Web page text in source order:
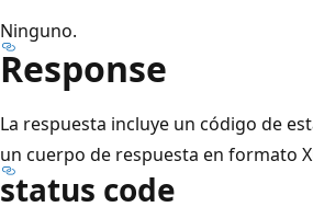
Ninguno.
Response
La respuesta incluye un código de
un cuerpo de respuesta en formato
status code